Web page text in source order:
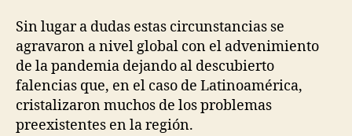
Sin lugar a dudas estas circunstancias se
agravaron a nivel global con el advenimiento
de la pandemia dejando al descubierto
falencias que, en el caso de Latinoamérica,
cristalizaron muchos de los problemas
preexistentes en la región.